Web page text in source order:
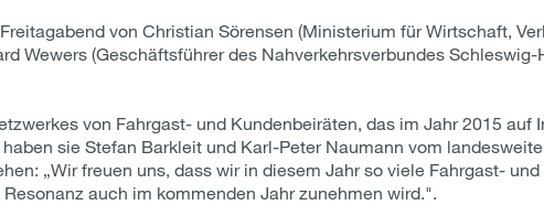
von Christian Sörensen (Ministerium für Wirtschaft,
Wewers (Geschäftsführer des Nahverkehrsverbundes
von Fahrgast- und Kundenbeiräten, das im Jahr 2015 auf
sie Stefan Barkleit und Karl-Peter Naumann vom
„Wir freuen uns, dass wir in diesem Jahr so viele Fahrgast-
auch im kommenden Jahr zunehmen wird.".